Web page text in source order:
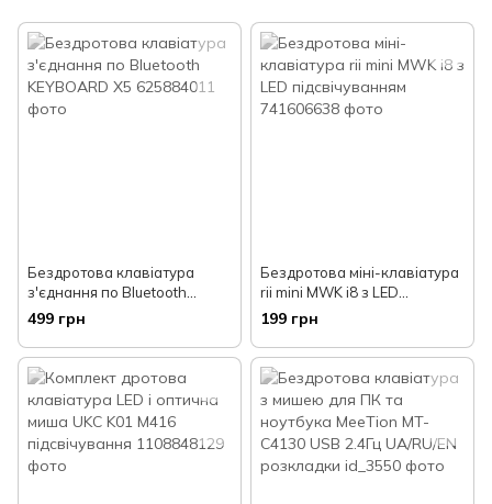
Бездротова клавіатура
з'єднання по Bluetooth
KEYBOARD X5
499 грн
Бездротова міні-клавіатура
rii mini MWK i8 з LED
підсвічуванням
199 грн